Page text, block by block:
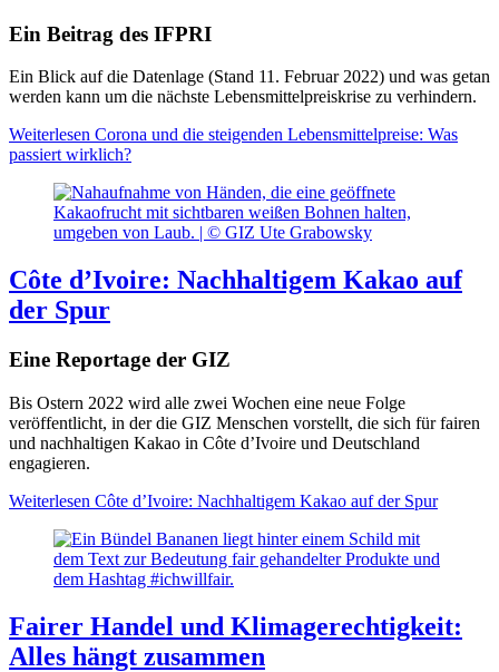
Ein Beitrag des IFPRI
Ein Blick auf die Datenlage (Stand 11. Februar 2022) und was getan
werden kann um die nächste Lebensmittelpreiskrise zu verhindern.
Weiterlesen Corona und die steigenden Lebensmittelpreise: Was
passiert wirklich?
Côte d’Ivoire: Nachhaltigem Kakao auf
der Spur
Eine Reportage der GIZ
Bis Ostern 2022 wird alle zwei Wochen eine neue Folge
veröffentlicht, in der die GIZ Menschen vorstellt, die sich für fairen
und nachhaltigen Kakao in Côte d’Ivoire und Deutschland
engagieren.
Weiterlesen Côte d’Ivoire: Nachhaltigem Kakao auf der Spur
Fairer Handel und Klimagerechtigkeit:
Alles hängt zusammen